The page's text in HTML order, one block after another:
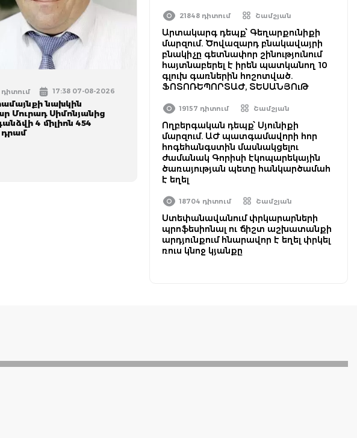
դիտում 17:38 07-08-2026
նախկին
Մուրադ Սիմոնյանից
4 միլիոն 454
21848 դիտում Շամշյան
Արտակարգ դեպք՝ Գեղարքունիքի
մարզում. Ծովազարդ բնակավայրի
բնակիչը գետնափոր շինությունում
հայտնաբերել է իրեն պատկանող 10
գլուխ գառներին հոշոտված.
ՖՈՏՈՌԵՊՈՐՏԱԺ, ՏԵՍԱՆՅՈւԹ
19157 դիտում Շամշյան
Ողբերգական դեպք՝ Սյունիքի
մարզում. ԱԺ պատգամավորի հոր
հոգեհանգստին մասնակցելու
ժամանակ Գորիսի էկոպարեկային
ծառայության պետը հանկարծամահ
է եղել
18704 դիտում Շամշյան
Ստեփանավանում փրկարարների
պրոֆեսիոնալ ու ճիշտ աշխատանքի
արդյունքում հնարավոր է եղել փրկել
ռուս կնոջ կյանքը